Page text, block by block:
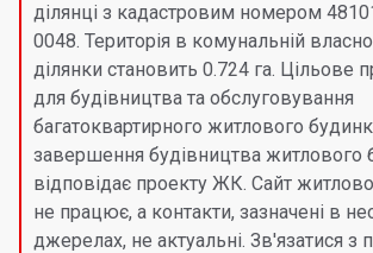
ділянці з кадастровим номером
0048. Територія в комунальній
ділянки становить 0.724 га. Цільове
для будівництва та обслуговування
багатоквартирного житлового
завершення будівництва житлового
відповідає проекту ЖК. Сайт
не працює, а контакти, зазначені в
джерелах, не актуальні. Зв'язатися з